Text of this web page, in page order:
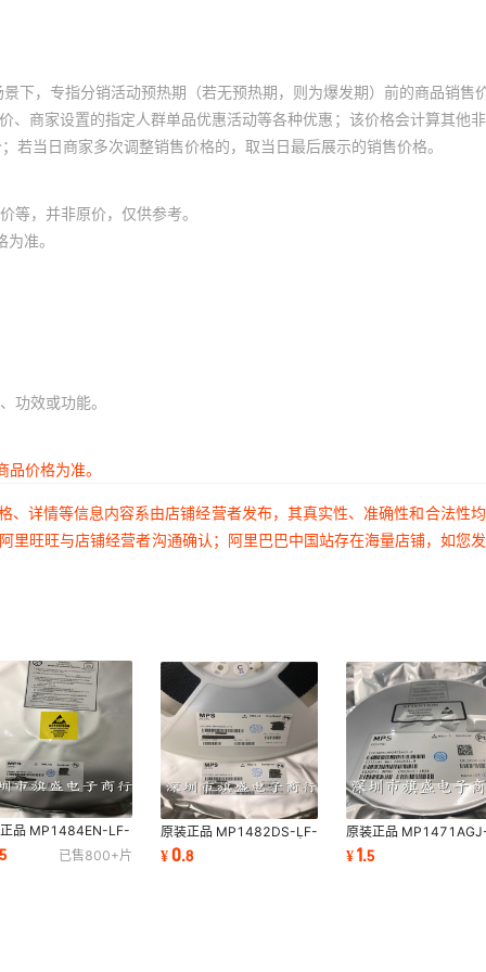
下，专指分销活动预热期（若无预热期，则为爆发期）前的商品销售
商家设置的指定人群单品优惠活动等各种优惠；该价格会计算其他
当日商家多次调整销售价格的，取当日最后展示的销售价格。
等，并非原价，仅供参考。
准。
功效或功能。
价格为准。
详情等信息内容系由店铺经营者发布，其真实性、准确性和合法性
旺旺与店铺经营者沟通确认；阿里巴巴中国站存在海量店铺，如您
品 MP1484EN-LF-
芯片
已售800+片
原装正品 MP1482DS-LF-
Z SOP-8 MP1482DS 电
源芯片 MP1482
¥0.8
原装正品
SOT23-6
电源管理芯片
¥1.5